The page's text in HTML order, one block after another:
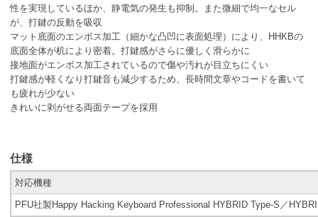
性を実現しているほか、静電気の発生も抑制。また微細で均一なセル
が、打鍵の反動を吸収
マット底面のエンボス加工（細かな凸凹に表面処理）により、HHKBの
底面全体が机により密着。打鍵感がさらに優しく滑らかに
接地面がエンボス加工されているので傷や汚れが目立ちにくい
打鍵感が軽くなり打鍵音も減少するため、長時間文章やコードを書いて
も疲れが少ない
きれいに剥がせる両面テープを採用
仕様
対応機種
PFU社製Happy Hacking Keyboard Professional HYBRID Type-S／